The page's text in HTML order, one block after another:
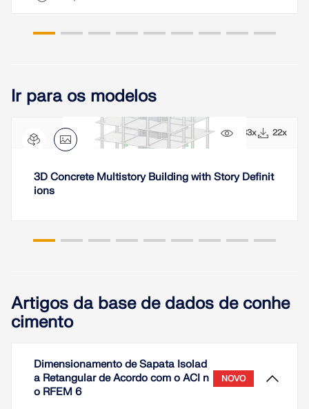
Ir para os modelos
433x 22x
3D Concrete Multistory Building with Story Definit
ions
Artigos da base de dados de conhe
cimento
Dimensionamento de Sapata Isolad
a Retangular de Acordo com o ACI n
o RFEM 6
NOVO